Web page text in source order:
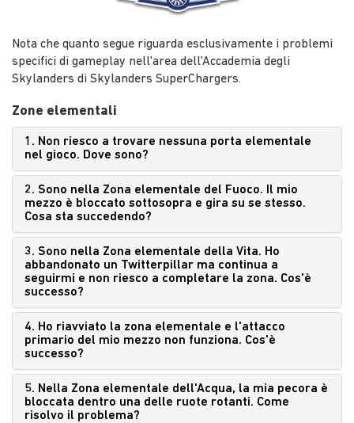
Nota che quanto segue riguarda esclusivamente i problemi
specifici di gameplay nell'area dell'Accademia degli
Skylanders di Skylanders SuperChargers.
Zone elementali
1. Non riesco a trovare nessuna porta elementale
nel gioco. Dove sono?
2. Sono nella Zona elementale del Fuoco. Il mio
mezzo è bloccato sottosopra e gira su se stesso.
Cosa sta succedendo?
3. Sono nella Zona elementale della Vita. Ho
abbandonato un Twitterpillar ma continua a
seguirmi e non riesco a completare la zona. Cos'è
successo?
4. Ho riavviato la zona elementale e l'attacco
primario del mio mezzo non funziona. Cos'è
successo?
5. Nella Zona elementale dell'Acqua, la mia pecora è
bloccata dentro una delle ruote rotanti. Come
risolvo il problema?